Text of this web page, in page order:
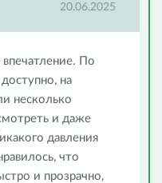
20.06.2025
По
на
несколько
и даже
давления
что
и прозрачно,